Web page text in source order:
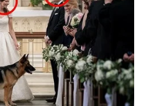
az édesapja halála
Krisztián
énekeljék el